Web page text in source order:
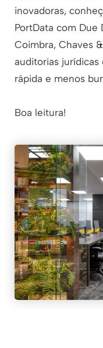
inovadoras,
PortData com
Coimbra, Chaves
auditorias jurídicas
rápida e menos
Boa leitura!